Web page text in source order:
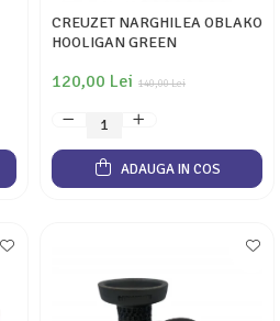
CREUZET NARGHILEA OBLAKO
HOOLIGAN GREEN
140,00 Lei
120,00 Lei
ADAUGA IN COS